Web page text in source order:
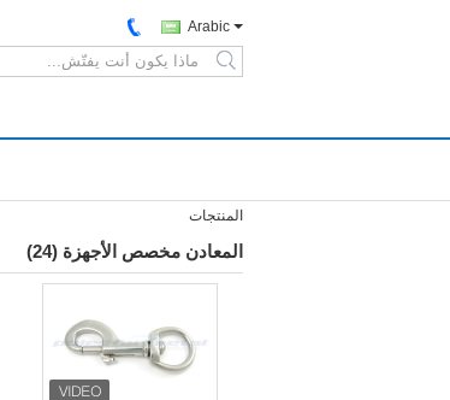
Arabic
search
المنتجات
المعادن مخصص الأجهزة (24)